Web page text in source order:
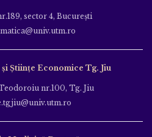
sector 4, Bucureşti
Științe Economice Tg. Jiu
nr.100, Tg. Jiu